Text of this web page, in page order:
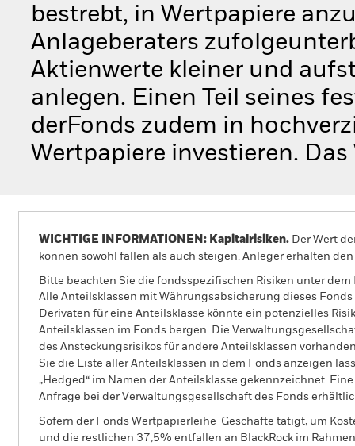
bestrebt, in Wertpapiere
Anlageberaters
Aktienwerte kleiner und
anlegen. Einen Teil seines
derFonds zudem in
Wertpapiere investieren.
WICHTIGE INFORMATIONEN: Kapitalrisiken. Der Wert
können sowohl fallen als auch steigen. Anleger erhalten
Bitte beachten Sie die fondsspezifischen Risiken unter dem
Alle Anteilsklassen mit Währungsabsicherung dieses
Derivaten für eine Anteilsklasse könnte ein potenzielles
Anteilsklassen im Fonds bergen. Die
des Ansteckungsrisikos für andere Anteilsklassen
Sie die Liste aller Anteilsklassen in dem Fonds anzeigen
„Hedged“ im Namen der Anteilsklasse gekennzeichnet.
Anfrage bei der Verwaltungsgesellschaft des Fonds
Sofern der Fonds Wertpapierleihe-Geschäfte tätigt, um
und die restlichen 37,5% entfallen an BlackRock im